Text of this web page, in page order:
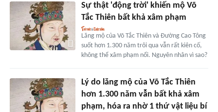
Sự thật 'động trời' khiến mộ Võ
Tắc Thiên bất khả xâm phạm
Lăng mộ của Võ Tắc Thiên và Đường Cao Tông
suốt hơn 1.300 năm trôi qua vẫn rất kiên cố,
không thể xâm phạm nổi. Nguyên nhân vì sao?
Lý do lăng mộ của Võ Tắc Thiên
hơn 1.300 năm vẫn bất khả xâm
phạm, hóa ra nhờ 1 thứ vật liệu bí